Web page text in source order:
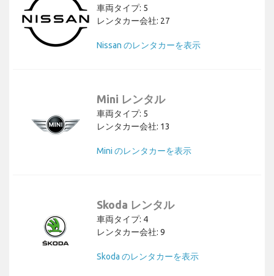
車両タイプ: 5
レンタカー会社: 27
Nissan のレンタカーを表示
Mini レンタル
車両タイプ: 5
レンタカー会社: 13
Mini のレンタカーを表示
Skoda レンタル
車両タイプ: 4
レンタカー会社: 9
Skoda のレンタカーを表示